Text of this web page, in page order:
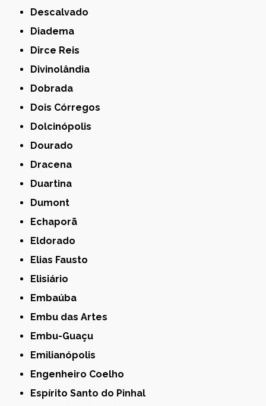
Descalvado
Diadema
Dirce Reis
Divinolândia
Dobrada
Dois Córregos
Dolcinópolis
Dourado
Dracena
Duartina
Dumont
Echaporã
Eldorado
Elias Fausto
Elisiário
Embaúba
Embu das Artes
Embu-Guaçu
Emilianópolis
Engenheiro Coelho
Espírito Santo do Pinhal